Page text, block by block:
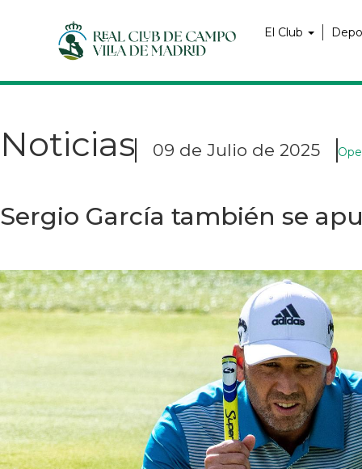
principal
El Club
Noticias 09 de Julio de 2025
Sergio García también se